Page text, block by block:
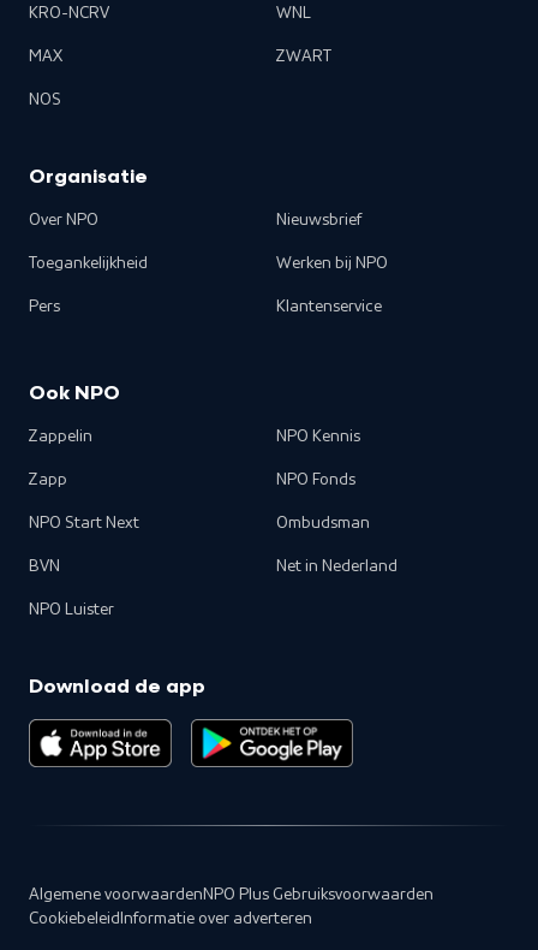
KRO-NCRV
MAX
NOS
WNL
ZWART
Organisatie
Over NPO
Toegankelijkheid
Pers
Nieuwsbrief
Werken bij NPO
Klantenservice
Ook NPO
Zappelin
Zapp
NPO Start Next
BVN
NPO Luister
NPO Kennis
NPO Fonds
Ombudsman
Net in Nederland
Download de app
Algemene voorwaarden NPO Plus Gebruiksvoorwaarden
Cookiebeleid Informatie over adverteren